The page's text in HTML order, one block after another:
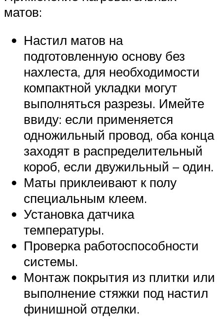
матов:
Настил матов на
подготовленную основу без
нахлеста, для необходимости
компактной укладки могут
выполняться разрезы. Имейте
ввиду: если применяется
одножильный провод, оба конца
заходят в распределительный
короб, если двужильный – один.
Маты приклеивают к полу
специальным клеем.
Установка датчика
температуры.
Проверка работоспособности
системы.
Монтаж покрытия из плитки или
выполнение стяжки под настил
финишной отделки.